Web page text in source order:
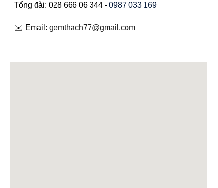
Tổng đài: 028 666 06 344 -0987 033 169
✉️ Email:gemthach77@gmail.com